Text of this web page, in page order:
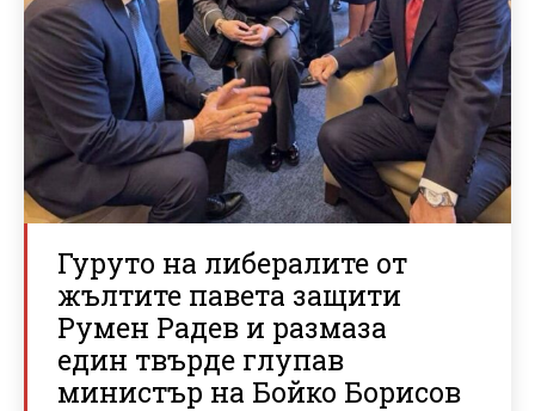
Гуруто на либералите от
жълтите павета защити
Румен Радев и размаза
един твърде глупав
министър на Бойко Борисов